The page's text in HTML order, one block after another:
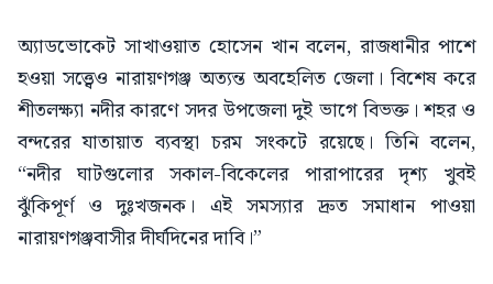
অ্যাডভোকেট সাখাওয়াত হোসেন খান বলেন, রাজধানীর পাশে
হওয়া সত্ত্বেও নারায়ণগঞ্জ অত্যন্ত অবহেলিত জেলা। বিশেষ করে
শীতলক্ষ্যা নদীর কারণে সদর উপজেলা দুই ভাগে বিভক্ত। শহর ও
বন্দরের যাতায়াত ব্যবস্থা চরম সংকটে রয়েছে। তিনি বলেন,
“নদীর ঘাটগুলোর সকাল-বিকেলের পারাপারের দৃশ্য খুবই
ঝুঁকিপূর্ণ ও দুঃখজনক। এই সমস্যার দ্রুত সমাধান পাওয়া
নারায়ণগঞ্জবাসীর দীর্ঘদিনের দাবি।”